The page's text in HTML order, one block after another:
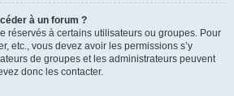
à un forum ?
réservés à certains utilisateurs ou groupes. Pour
etc., vous devez avoir les permissions s’y
de groupes et les administrateurs peuvent
donc les contacter.